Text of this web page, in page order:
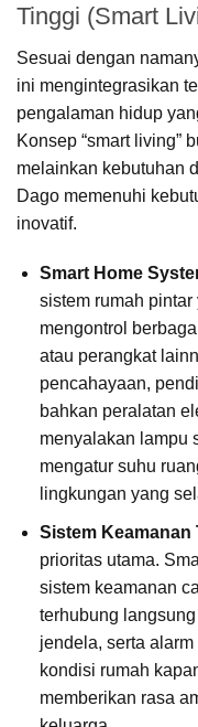
Tinggi (Smart
Sesuai dengan
ini mengintegrasikan
pengalaman hidup
Konsep “smart living”
melainkan kebutuhan
Dago memenuhi
inovatif.
Smart Home
sistem rumah
mengontrol
atau perangkat
pencahayaan,
bahkan peralatan
menyalakan lampu
mengatur suhu
lingkungan yang
Sistem Keamanan
prioritas utama.
sistem keamanan
terhubung
jendela, serta
kondisi rumah
memberikan rasa